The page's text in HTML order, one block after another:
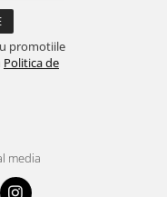
promotiile
Politica de
media